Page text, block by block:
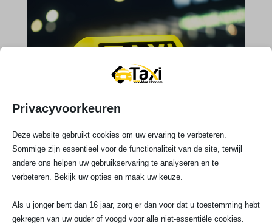

023 720 05 22
Privacyvoorkeuren
Deze website gebruikt cookies om uw ervaring te verbeteren.
Sommige zijn essentieel voor de functionaliteit van de site, terwijl
andere ons helpen uw gebruikservaring te analyseren en te
verbeteren. Bekijk uw opties en maak uw keuze.
Als u jonger bent dan 16 jaar, zorg er dan voor dat u toestemming hebt
gekregen van uw ouder of voogd voor alle niet-essentiële cookies.